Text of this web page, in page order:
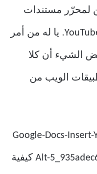
لمحرّر مستندات
Google تضمين مقاطع فيديو YouTube. يا له من أمر
الشيء أن كلا
الويب من